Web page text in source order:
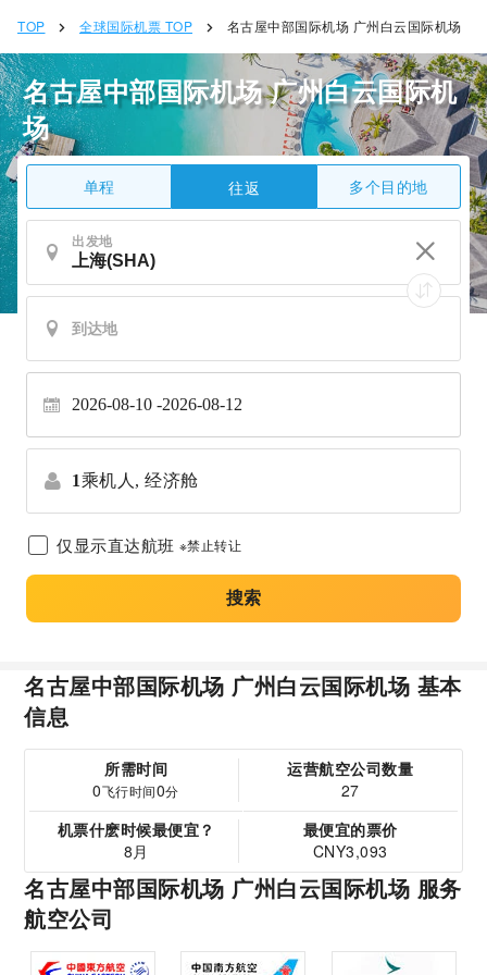
TOP 全球国际机票 TOP 名古屋中部国际机场 广州白云国际机场
名古屋中部国际机场 广州白云国际机
场
单程 往返 多个目的地
出发地
2026-08-10 2026-08-12
1乘机人, 经济舱
仅显示直达航班 ※禁止转让
搜索
名古屋中部国际机场 广州白云国际机场 基本
信息
所需时间
0飞行时间0分
运营航空公司数量
27
机票什麽时候最便宜？
8月
最便宜的票价
CNY3,093
名古屋中部国际机场 广州白云国际机场 服务
航空公司